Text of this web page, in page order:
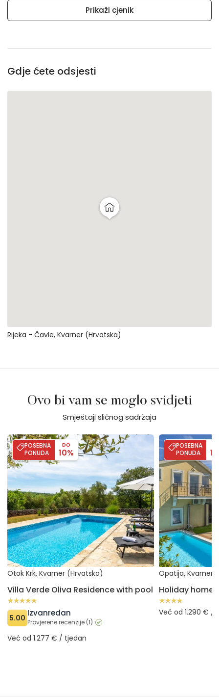
Prikaži cjenik
Gdje ćete odsjesti
Rijeka - Čavle, Kvarner (Hrvatska)
Ovo bi vam se moglo svidjeti
Smještaji sličnog sadržaja
POSEBNA
PONUDA
DO
10%
Villa Verde Oliva Residence with pool
Otok Krk, Kvarner (Hrvatska)
Villa Verde Oliva Residence with pool
5.00 Izvanredan
Provjerene recenzije (1)
Već od 1.277 € / tjedan
POSEBNA
PONUDA
Holiday home
Opatija, Kvarner
Već od 1.290 € /